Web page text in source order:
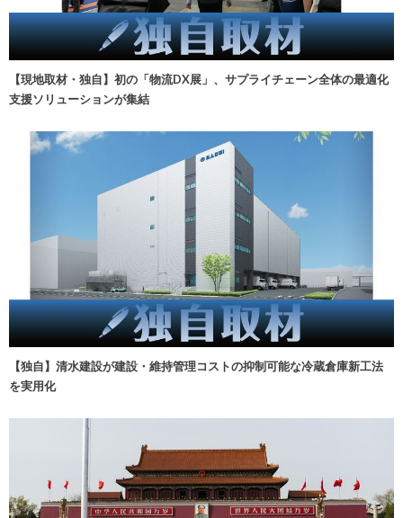
【現地取材・独自】初の「物流DX展」、サプライチェーン全体の最適化
支援ソリューションが集結
【独自】清水建設が建設・維持管理コストの抑制可能な冷蔵倉庫新工法
を実用化